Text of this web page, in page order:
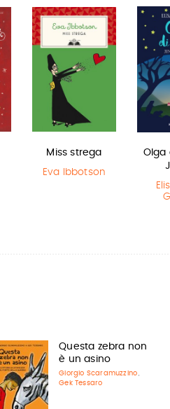
Miss strega
Eva Ibbotson
Olga
Questa zebra non
è un asino
Giorgio Scaramuzzino ,
Gek Tessaro